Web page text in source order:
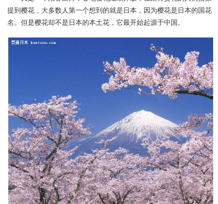
提到樱花，大多数人第一个想到的就是日本，因为樱花是日本的国花
名。但是樱花却不是日本的本土花，它最开始起源于中国。